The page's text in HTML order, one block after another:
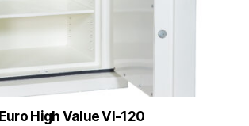
Euro High Value VI-120